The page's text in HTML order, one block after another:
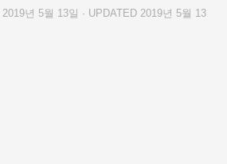
2019년 5월 13일 · UPDATED 2019년 5월 13